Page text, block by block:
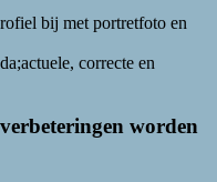
bij met portretfoto en
correcte en
worden